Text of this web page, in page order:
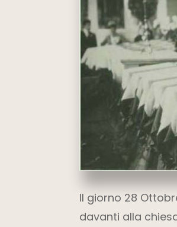
Il giorno 28
davanti alla